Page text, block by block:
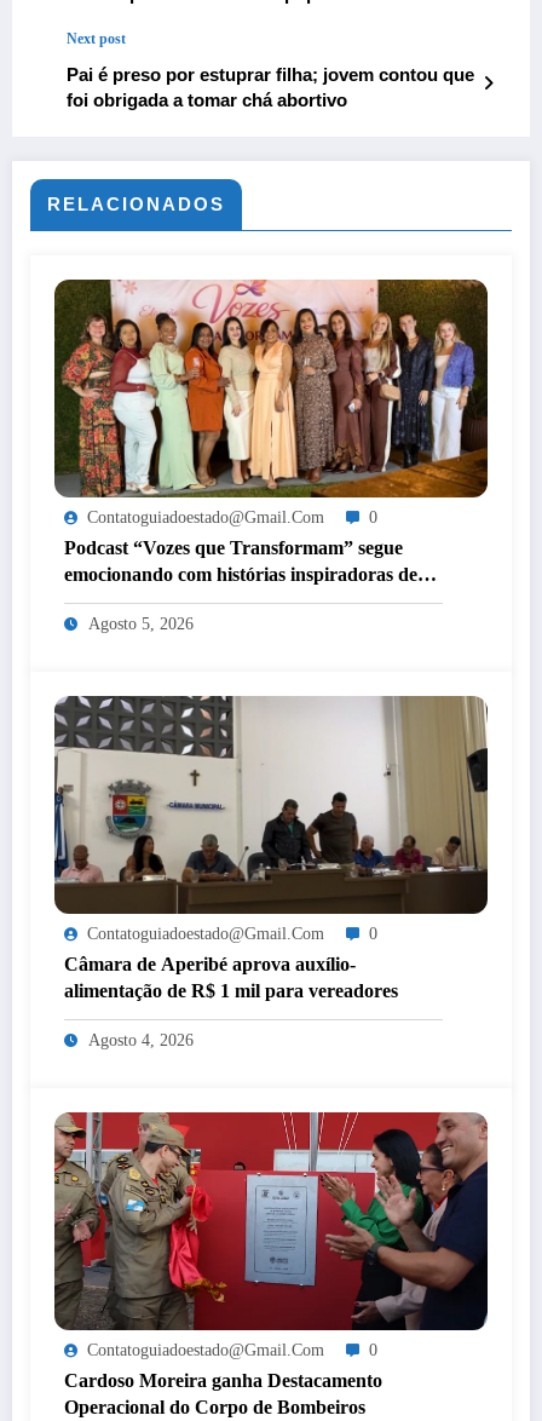
Next post
Pai é preso por estuprar filha; jovem contou que
foi obrigada a tomar chá abortivo
RELACIONADOS
Contatoguiadoestado@gmail.com 0
Podcast “Vozes que Transformam” segue
emocionando com histórias inspiradoras de
mulheres de Itaperuna
Agosto 5, 2026
Contatoguiadoestado@gmail.com 0
Câmara de Aperibé aprova auxílio-
alimentação de R$ 1 mil para vereadores
Agosto 4, 2026
Contatoguiadoestado@gmail.com 0
Cardoso Moreira ganha Destacamento
Operacional do Corpo de Bombeiros